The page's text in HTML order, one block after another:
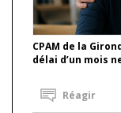
CPAM de la
délai d’un mois
Réagir